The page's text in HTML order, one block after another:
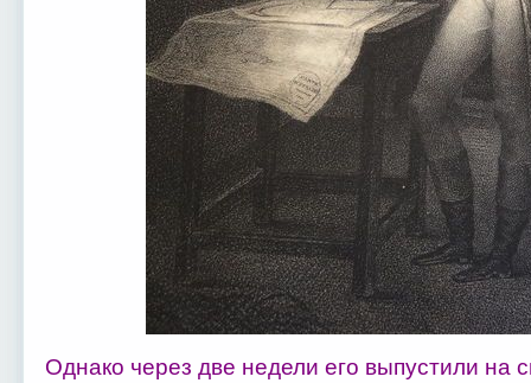
Однако через две недели его выпустили на